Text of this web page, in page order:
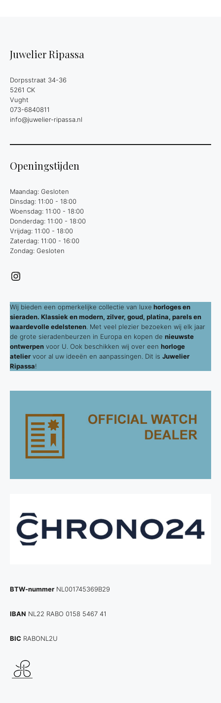
Juwelier Ripassa
Dorpsstraat 34-36
5261 CK
Vught
073-6840811
info@juwelier-ripassa.nl
Openingstijden
Maandag: Gesloten
Dinsdag: 11:00 - 18:00
Woensdag: 11:00 - 18:00
Donderdag: 11:00 - 18:00
Vrijdag: 11:00 - 18:00
Zaterdag: 11:00 - 16:00
Zondag: Gesloten
Instagram
Wij bieden een opmerkelijke collectie van luxe horloges en
sieraden. Klassiek en modern, zilver, goud, platina, parels en
waardevolle edelstenen . Met veel plezier bezoeken wij elk jaar
de grote sieradenbeurzen in Europa en kopen de nieuwste
ontwerpen voor U. Ook beschikken wij over een horloge
atelier voor al uw ideeën en aanpassingen. Dit is Juwelier
Ripassa!
BTW-nummer NL001745369B29
IBAN NL22 RABO 0158 5467 41
BIC RABONL2U